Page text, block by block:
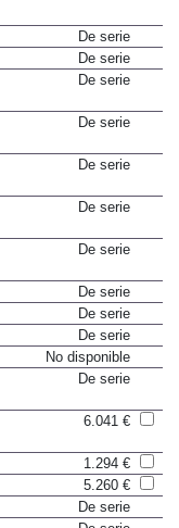
De serie
De serie
De serie
De serie
De serie
No disponible
1.294 €
5.260 €